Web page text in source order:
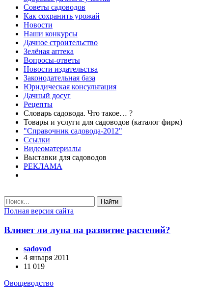
Советы садоводов
Как сохранить урожай
Новости
Наши конкурсы
Дачное строительство
Зелёная аптека
Вопросы-ответы
Новости издательства
Законодательная база
Юридическая консультация
Дачный досуг
Рецепты
Словарь садовода. Что такое… ?
Товары и услуги для садоводов (каталог фирм)
"Справочник садовода-2012"
Ссылки
Видеоматериалы
Выставки для садоводов
РЕКЛАМА
Найти
Полная версия сайта
Влияет ли луна на развитие растений?
sadovod
4 января 2011
11 019
Овощеводство